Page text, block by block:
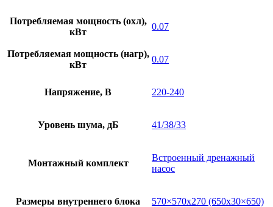
Потребляемая мощность (охл),
кВт
0.07
Потребляемая мощность (нагр),
кВт
0.07
Напряжение, В 220-240
Уровень шума, дБ 41/38/33
Монтажный комплект
Встроенный дренажный
насос
Размеры внутреннего блока 570×570х270 (650х30×650)